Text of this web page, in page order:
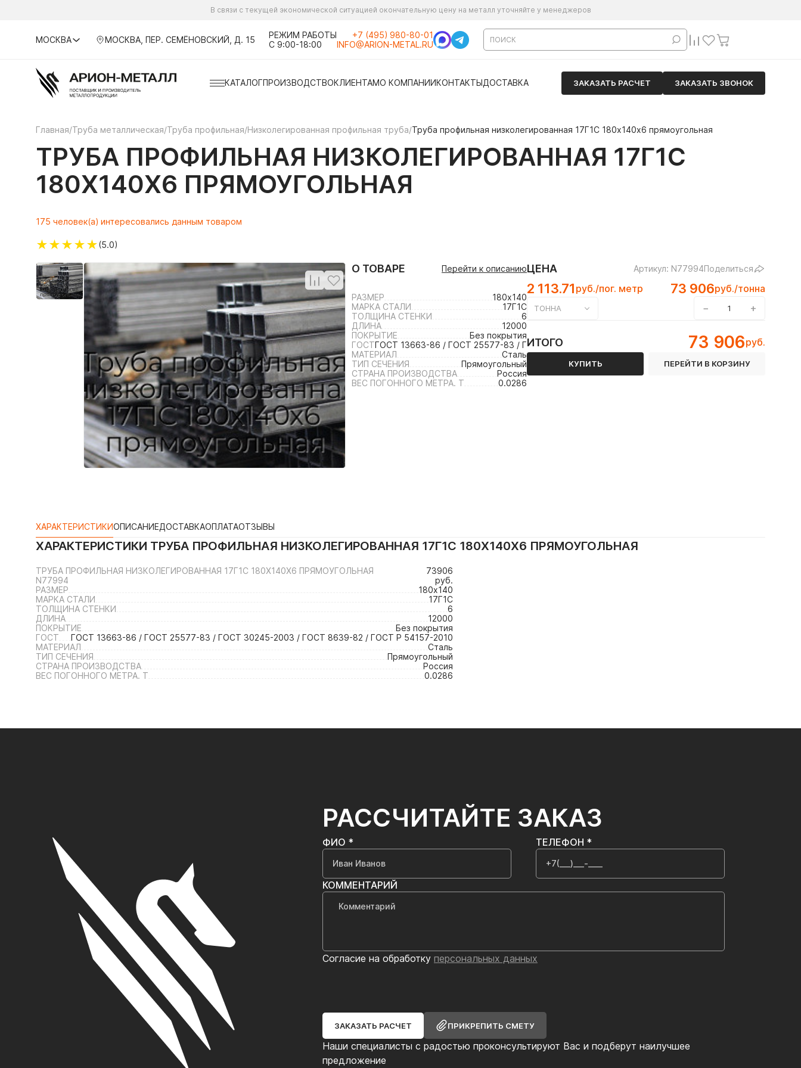
В связи с текущей экономической ситуацией окончательную цену на металл уточняйте у менеджеров
МОСКВА МОСКВА, ПЕР. СЕМЁНОВСКИЙ, Д. 15
РЕЖИМ РАБОТЫ
С 9:00-18:00
+7 (495) 980-80-01
INFO@ARION-METAL.RU
КАТАЛОГПРОИЗВОДСТВОКЛИЕНТАМО КОМПАНИИКОНТАКТЫДОСТАВКА ЗАКАЗАТЬ РАСЧЕТ ЗАКАЗАТЬ ЗВОНОК
Главная/Труба металлическая/Труба профильная/Низколегированная профильная труба/Труба профильная низколегированная 17Г1С 180х140х6 прямоугольная
ТРУБА ПРОФИЛЬНАЯ НИЗКОЛЕГИРОВАННАЯ 17Г1С
180Х140Х6 ПРЯМОУГОЛЬНАЯ
175 человек(а) интересовались данным товаром
★★★★★(5.0)
О ТОВАРЕ Перейти к описанию
РАЗМЕР
180х140
МАРКА СТАЛИ
17Г1С
ТОЛЩИНА СТЕНКИ
6
ДЛИНА
12000
ПОКРЫТИЕ
Без покрытия
ГОСТГОСТ 13663-86 / ГОСТ 25577-83 / ГОСТ 30245-2003 / ГОСТ 8639-82 / ГОСТ Р 54157-2010
МАТЕРИАЛ
Сталь
ТИП СЕЧЕНИЯ
Прямоугольный
СТРАНА ПРОИЗВОДСТВА
Россия
ВЕС ПОГОННОГО МЕТРА. Т
0.0286
ЦЕНА Артикул: N77994Поделиться
2 113.71 руб./пог. метр 73 906руб./тонна
ТОННА − +
ИТОГО 73 906руб.
КУПИТЬ ПЕРЕЙТИ В КОРЗИНУ
ХАРАКТЕРИСТИКИОПИСАНИЕДОСТАВКАОПЛАТАОТЗЫВЫ
ХАРАКТЕРИСТИКИ ТРУБА ПРОФИЛЬНАЯ НИЗКОЛЕГИРОВАННАЯ 17Г1С 180Х140Х6 ПРЯМОУГОЛЬНАЯ
ТРУБА ПРОФИЛЬНАЯ НИЗКОЛЕГИРОВАННАЯ 17Г1С 180Х140Х6 ПРЯМОУГОЛЬНАЯ
N77994
73906
руб.
РАЗМЕР
180х140
МАРКА СТАЛИ
17Г1С
ТОЛЩИНА СТЕНКИ
6
ДЛИНА
12000
ПОКРЫТИЕ
Без покрытия
ГОСТ
ГОСТ 13663-86 / ГОСТ 25577-83 / ГОСТ 30245-2003 / ГОСТ 8639-82 / ГОСТ Р 54157-2010
МАТЕРИАЛ
Сталь
ТИП СЕЧЕНИЯ
Прямоугольный
СТРАНА ПРОИЗВОДСТВА
Россия
ВЕС ПОГОННОГО МЕТРА. Т
0.0286
РАССЧИТАЙТЕ ЗАКАЗ
Наши специалисты с радостью проконсультируют Вас и подберут наилучшее
предложение
ФИО * ТЕЛЕФОН *
КОММЕНТАРИЙ
Согласие на обработку персональных данных
ЗАКАЗАТЬ РАСЧЕТ ПРИКРЕПИТЬ СМЕТУ